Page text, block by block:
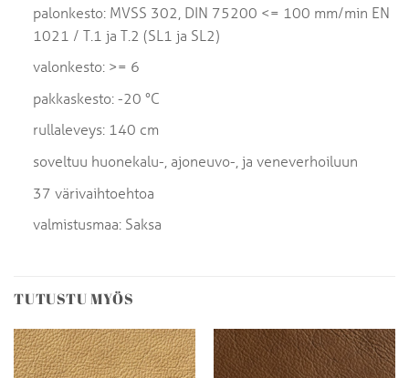
palonkesto: MVSS 302, DIN 75200 <= 100 mm/min EN
1021 / T.1 ja T.2 (SL1 ja SL2)
valonkesto: >= 6
pakkaskesto: -20 °C
rullaleveys: 140 cm
soveltuu huonekalu-, ajoneuvo-, ja veneverhoiluun
37 värivaihtoehtoa
valmistusmaa: Saksa
TUTUSTU MYÖS